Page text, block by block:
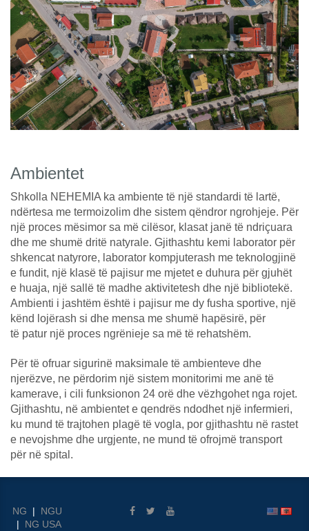
Ambientet
Shkolla NEHEMIA ka ambiente të një standardi të lartë,
ndërtesa me termoizolim dhe sistem qëndror ngrohjeje. Për
një proces mësimor sa më cilësor, klasat janë të ndriçuara
dhe me shumë dritë natyrale. Gjithashtu kemi laborator për
shkencat natyrore, laborator kompjuterash me teknologjinë
e fundit, një klasë të pajisur me mjetet e duhura për gjuhët
e huaja, një sallë të madhe aktivitetesh dhe një bibliotekë.
Ambienti i jashtëm është i pajisur me dy fusha sportive, një
kënd lojërash si dhe mensa me shumë hapësirë, për
të patur një proces ngrënieje sa më të rehatshëm.
Për të ofruar sigurinë maksimale të ambienteve dhe
njerëzve, ne përdorim një sistem monitorimi me anë të
kamerave, i cili funksionon 24 orë dhe vëzhgohet nga rojet.
Gjithashtu, në ambientet e qendrës ndodhet një infermieri,
ku mund të trajtohen plagë të vogla, por gjithashtu në rastet
e nevojshme dhe urgjente, ne mund të ofrojmë transport
për në spital.
NG | NGU
| NG USA